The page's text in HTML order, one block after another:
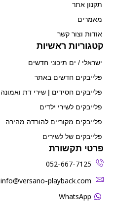
תקנון אתר
מאמרים
אודות וצור קשר
קטגוריות ראשיות
ישראלי / ים תיכוני חדשים
פלייבקים חדשים באתר
פלייבקים חסידים | שירי דת ואמונה
פלייבקים לשירי ילדים
פלייבקים מקוריים להורדה מהירה
פלייבקים של לשירים
פרטי תקשורת
052-667-7125
‫info@versano-playback.com‬
WhatsApp